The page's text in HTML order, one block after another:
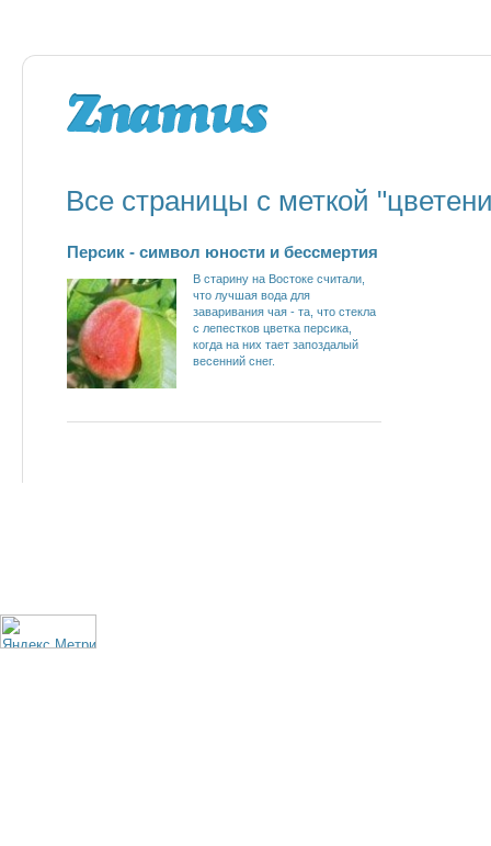
Все страницы с меткой
Персик - символ юности и бессмертия
В старину на Востоке считали,
что лучшая вода для
заваривания чая - та, что стекла
с лепестков цветка персика,
когда на них тает запоздалый
весенний снег.